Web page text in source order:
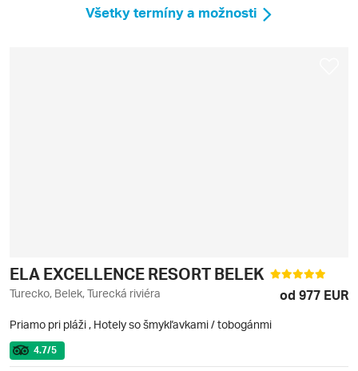
Všetky termíny a možnosti
ELA EXCELLENCE RESORT BELEK
Turecko, Belek, Turecká riviéra od 977 EUR
Priamo pri pláži , Hotely so šmykľavkami / tobogánmi
4.7/5